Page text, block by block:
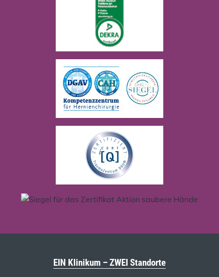
EIN Klinikum – ZWEI Standorte